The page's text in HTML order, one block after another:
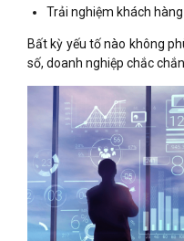
Trải nghiệm khách
Bất kỳ yếu tố nào không
số, doanh nghiệp chắc